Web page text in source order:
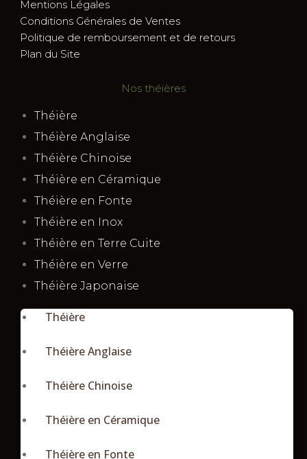
Mentions Légales
Conditions Générales de Ventes
Politique de remboursement et de retours
Plan du Site
Nos théières
Théière
Théière Anglaise
Théière Chinoise
Théière en Céramique
Théière en Fonte
Théière en Inox
Théière en Terre Cuite
Théière en Verre
Théière Japonaise
Théière
Théière Anglaise
Théière Chinoise
Théière en Céramique
Théière en Fonte